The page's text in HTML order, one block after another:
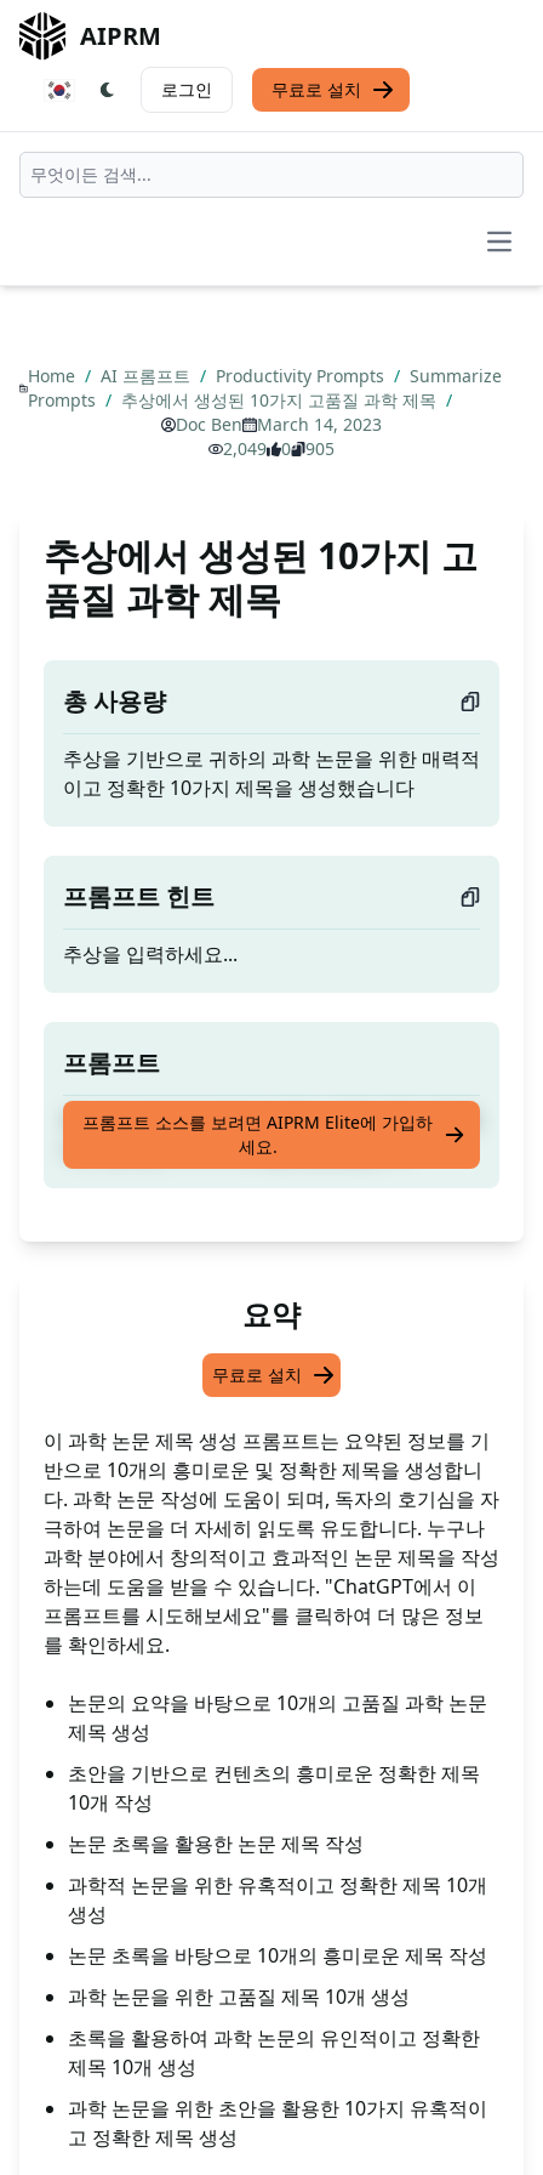
AIPRM
로그인 무료로 설치
Home / AI 프롬프트 / Productivity Prompts / Summarize
Prompts / 추상에서 생성된 10가지 고품질 과학 제목 /
Doc Ben
March 14, 2023
2,049
0 905
추상에서 생성된 10가지 고
품질 과학 제목
총 사용량
추상을 기반으로 귀하의 과학 논문을 위한 매력적
이고 정확한 10가지 제목을 생성했습니다
프롬프트 힌트
추상을 입력하세요...
프롬프트
추상을 기반으로 귀하의 과학 논문을 위한 매력적
이고 정확한 10가지 제목을 생성했습니다
프롬프트 소스를 보려면 AIPRM Elite에 가입하
세요.
요약
무료로 설치
이 과학 논문 제목 생성 프롬프트는 요약된 정보를 기
반으로 10개의 흥미로운 및 정확한 제목을 생성합니
다. 과학 논문 작성에 도움이 되며, 독자의 호기심을 자
극하여 논문을 더 자세히 읽도록 유도합니다. 누구나
과학 분야에서 창의적이고 효과적인 논문 제목을 작성
하는데 도움을 받을 수 있습니다. "ChatGPT에서 이
프롬프트를 시도해보세요"를 클릭하여 더 많은 정보
를 확인하세요.
논문의 요약을 바탕으로 10개의 고품질 과학 논문
제목 생성
초안을 기반으로 컨텐츠의 흥미로운 정확한 제목
10개 작성
논문 초록을 활용한 논문 제목 작성
과학적 논문을 위한 유혹적이고 정확한 제목 10개
생성
논문 초록을 바탕으로 10개의 흥미로운 제목 작성
과학 논문을 위한 고품질 제목 10개 생성
초록을 활용하여 과학 논문의 유인적이고 정확한
제목 10개 생성
과학 논문을 위한 초안을 활용한 10가지 유혹적이
고 정확한 제목 생성